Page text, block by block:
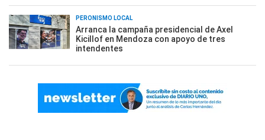
PERONISMO LOCAL
Arranca la campaña presidencial de Axel
Kicillof en Mendoza con apoyo de tres
intendentes